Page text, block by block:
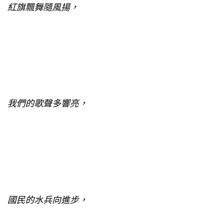
紅旗飄舞隨風揚，
我們的歌聲多響亮，
國民的水兵向進步，